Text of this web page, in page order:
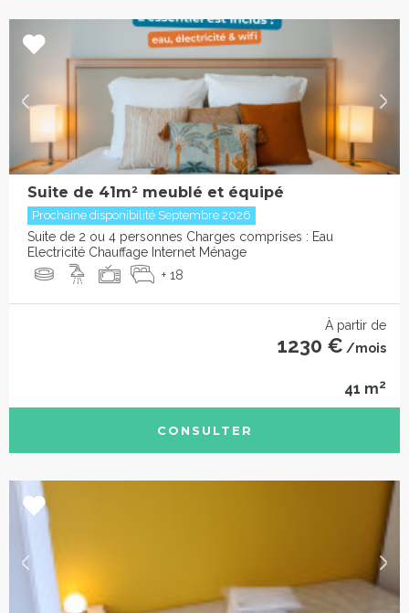
Suite de 41m² meublé et équipé
Prochaine disponibilité Septembre 2026
Suite de 2 ou 4 personnes Charges comprises : Eau
Electricité Chauffage Internet Ménage
+ 18
À partir de
1230 € /mois
41 m2
CONSULTER